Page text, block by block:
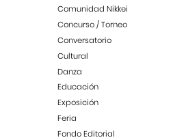
Comunidad Nikkei
Concurso / Torneo
Conversatorio
Cultural
Danza
Educación
Exposición
Feria
Fondo Editorial